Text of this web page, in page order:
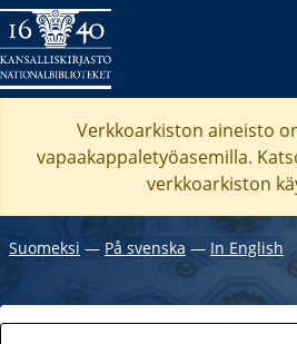
Verkkoarkiston aineisto
vapaakappaletyöasemilla.
verkkoarkiston
Suomeksi ― På svenska ― In English